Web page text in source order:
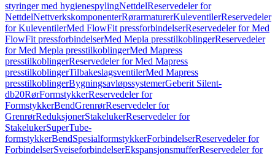
styringer med hygienespylingNettdelReservedeler for
NettdelNettverkskomponenterRørarmaturerKuleventilerReservedeler
for KuleventilerMed FlowFit pressforbindelserReservedeler for Med
FlowFit pressforbindelserMed Mepla presstilkoblingerReservedeler
for Med Mepla presstilkoblingerMed Mapress
presstilkoblingerReservedeler for Med Mapress
presstilkoblingerTilbakeslagsventilerMed Mapress
presstilkoblingerBygningsavløpssystemerGeberit Silent-
db20RørFormstykkerReservedeler for
FormstykkerBendGrenrørReservedeler for
GrenrørReduksjonerStakelukerReservedeler for
StakelukerSuperTube-
formstykkerBendSpesialformstykkerForbindelserReservedeler for
ForbindelserSveiseforbindelserEkspansjonsmufferReservedeler for